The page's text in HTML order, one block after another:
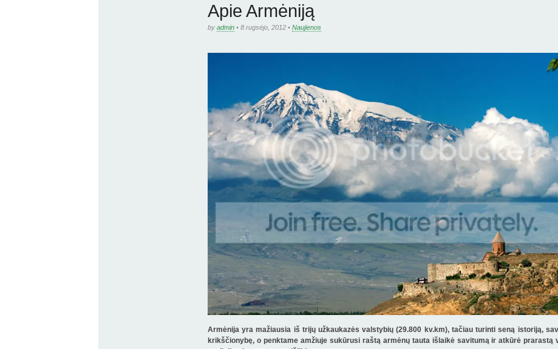
Apie Armėniją
by admin • 8 rugsėjo, 2012 • Naujienos
Armėnija yra mažiausia iš trijų užkaukazės valstybių (29.800 kv.km), tačiau turinti seną istoriją,
krikščionybę, o penktame amžiuje sukūrusi raštą armėnų tauta išlaikė savitumą ir atkūrė